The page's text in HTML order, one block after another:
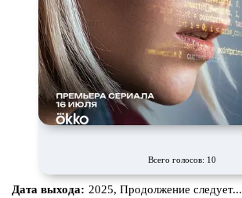
Всего голосов: 10
Дата выхода: 2025, Продолжение следует...